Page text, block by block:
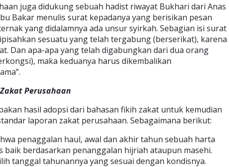
juga didukung sebuah hadist riwayat Bukhari dari Anas
Bakar menulis surat kepadanya yang berisikan pesan
yang didalamnya ada unsur syirkah. Sebagian isi surat
sesuatu yang telah tergabung (berserikat), karena
Dan apa-apa yang telah digabungkan dari dua orang
maka keduanya harus dikembalikan
Perusahaan
hasil adopsi dari bahasan fikih zakat untuk kemudian
laporan zakat perusahaan. Sebagaimana berikut:
penaggalan haul, awal dan akhir tahun sebuah harta
baik berdasarkan penanggalan hijriah ataupun masehi.
tanggal tahunannya yang sesuai dengan kondisnya.